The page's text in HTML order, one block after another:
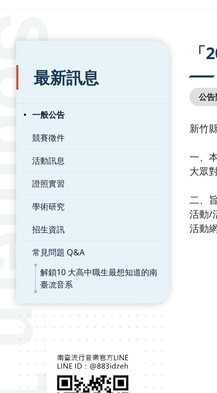
:::
最新訊息
一般公告
競賽徵件
活動訊息
證照實習
學術研究
招生資訊
常見問題 Q&A
解鎖10 大高中職生最想知道的南
臺流音系
公告
新竹
一、
大眾
二、
活動/
活動